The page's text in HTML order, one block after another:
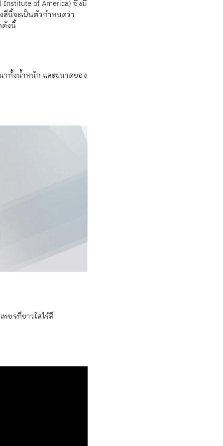
of America) ซึ่งมี
สี่นี้จะเป็นตัวกำหนดว่า
ดังนี้
ทั้งนํ้าหนัก และขนาดของ
ชรที่ขาวใสไร้สี